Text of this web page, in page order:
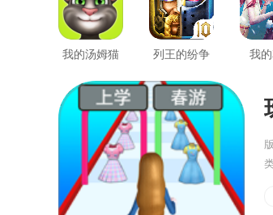
我的汤姆猫 列王的纷争 我